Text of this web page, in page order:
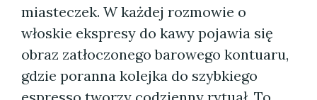
miasteczek. W każdej rozmowie o
włoskie ekspresy do kawy pojawia się
obraz zatłoczonego barowego kontuaru,
gdzie poranna kolejka do szybkiego